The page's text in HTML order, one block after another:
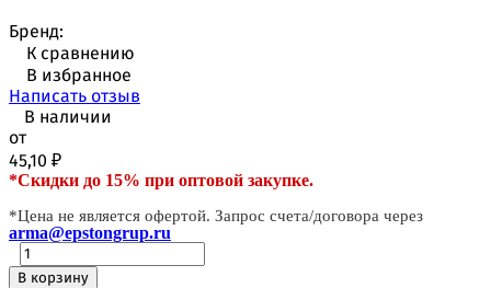
Бренд:
К сравнению
В избранное
Написать отзыв
В наличии
от
45,10 ₽
*Скидки до 15% при оптовой закупке.
*Цена не является офертой. Запрос счета/договора через
arma@epstongrup.ru
В корзину